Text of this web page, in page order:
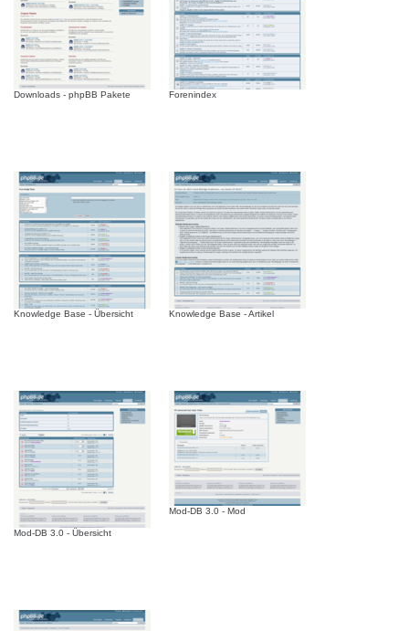
Downloads - phpBB Pakete Forenindex
Knowledge Base - Übersicht Knowledge Base - Artikel
Mod-DB 3.0 - Übersicht
Mod-DB 3.0 - Mod